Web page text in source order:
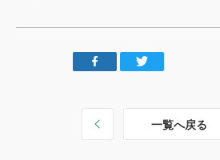
一覧へ戻る